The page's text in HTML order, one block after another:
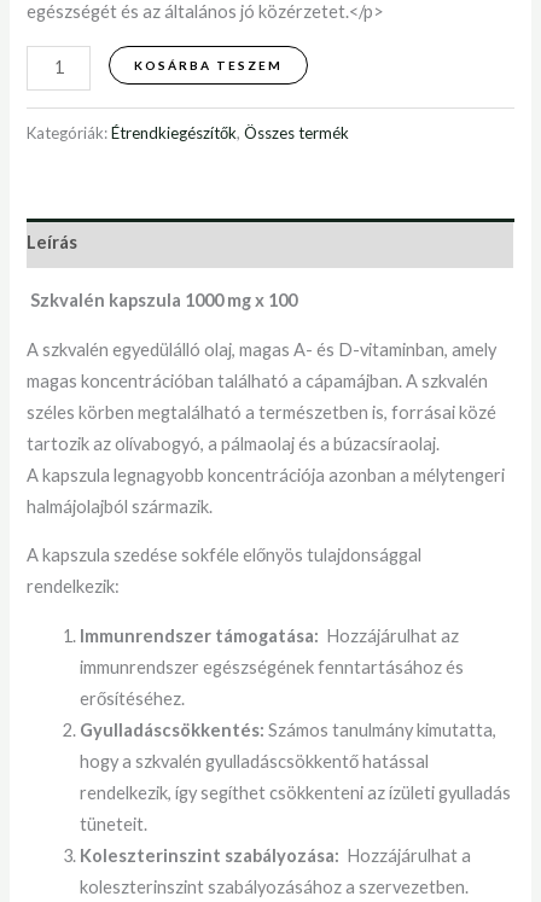
egészségét és az általános jó közérzetet.</p>
KOSÁRBA TESZEM
Kategóriák:Étrendkiegészítők,Összes termék
Leírás
Szkvalén kapszula 1000 mg x 100
A szkvalén egyedülálló olaj, magas A- és D-vitaminban, amely
magas koncentrációban található a cápamájban. A szkvalén
széles körben megtalálható a természetben is, forrásai közé
tartozik az olívabogyó, a pálmaolaj és a búzacsíraolaj.
A kapszula legnagyobb koncentrációja azonban a mélytengeri
halmájolajból származik.
A kapszula szedése sokféle előnyös tulajdonsággal
rendelkezik:
Immunrendszer támogatása: Hozzájárulhat az
immunrendszer egészségének fenntartásához és
erősítéséhez.
Gyulladáscsökkentés: Számos tanulmány kimutatta,
hogy a szkvalén gyulladáscsökkentő hatással
rendelkezik, így segíthet csökkenteni az ízületi gyulladás
tüneteit.
Koleszterinszint szabályozása: Hozzájárulhat a
koleszterinszint szabályozásához a szervezetben.